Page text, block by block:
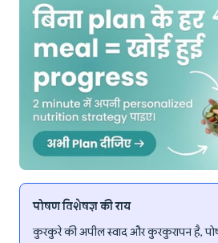
पोषण विशेषज्ञ की राय
कुरकुरे की अपील स्वाद और कुरकुरापन है,